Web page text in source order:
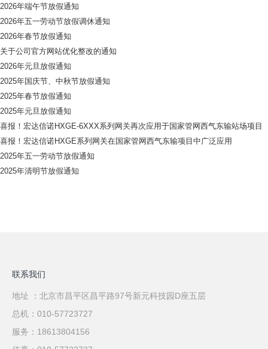
2026年端午节放假通知
2026年五一劳动节放假调休通知
2026年春节放假通知
关于公司官方网站优化整改的通知
2026年元旦放假通知
2025年国庆节、中秋节放假通知
2025年春节放假通知
2025年元旦放假通知
喜报！宏达信诺HXGE-6XXX系列网关再次应用于国家管网西气东输站场项目
喜报！宏达信诺HXGE系列网关在国家管网西气东输项目中广泛应用
2025年五一劳动节放假通知
2025年清明节放假通知
联系我们
地址 ：北京市昌平区昌平路97号新元科技园D座五层
总机：010-57723727
服务：18613804156